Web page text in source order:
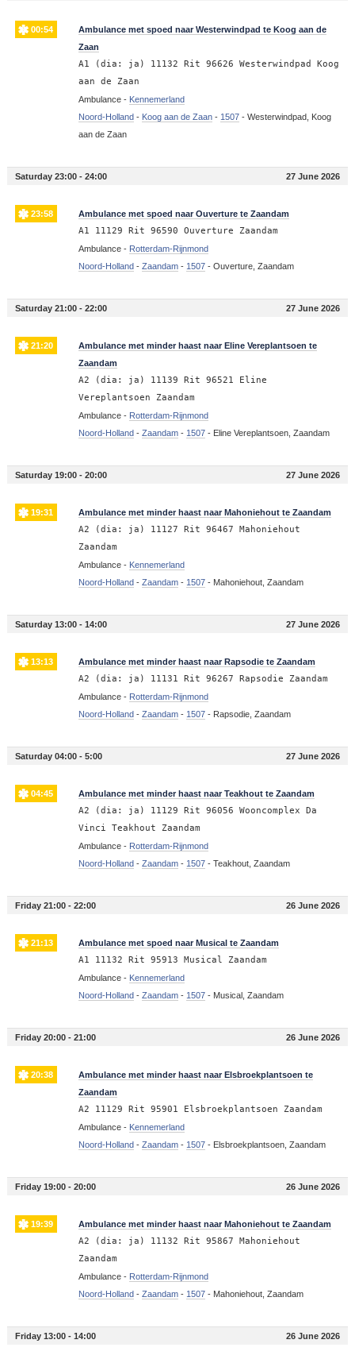
00:54
Ambulance met spoed naar Westerwindpad te Koog aan de
Zaan
A1 (dia: ja) 11132 Rit 96626 Westerwindpad Koog
aan de Zaan
Ambulance - Kennemerland
Noord-Holland - Koog aan de Zaan- 1507- Westerwindpad, Koog
aan de Zaan
Saturday 23:00 - 24:00 27 June 2026
23:58 Ambulance met spoed naar Ouverture te Zaandam
A1 11129 Rit 96590 Ouverture Zaandam
Ambulance - Rotterdam-Rijnmond
Noord-Holland - Zaandam- 1507- Ouverture, Zaandam
Saturday 21:00 - 22:00 27 June 2026
21:20
Ambulance met minder haast naar Eline Vereplantsoen te
Zaandam
A2 (dia: ja) 11139 Rit 96521 Eline
Vereplantsoen Zaandam
Ambulance - Rotterdam-Rijnmond
Noord-Holland - Zaandam- 1507- Eline Vereplantsoen, Zaandam
Saturday 19:00 - 20:00 27 June 2026
19:31 Ambulance met minder haast naar Mahoniehout te Zaandam
A2 (dia: ja) 11127 Rit 96467 Mahoniehout
Zaandam
Ambulance - Kennemerland
Noord-Holland - Zaandam- 1507- Mahoniehout, Zaandam
Saturday 13:00 - 14:00 27 June 2026
13:13 Ambulance met minder haast naar Rapsodie te Zaandam
A2 (dia: ja) 11131 Rit 96267 Rapsodie Zaandam
Ambulance - Rotterdam-Rijnmond
Noord-Holland - Zaandam- 1507- Rapsodie, Zaandam
Saturday 04:00 - 5:00 27 June 2026
04:45 Ambulance met minder haast naar Teakhout te Zaandam
A2 (dia: ja) 11129 Rit 96056 Wooncomplex Da
Vinci Teakhout Zaandam
Ambulance - Rotterdam-Rijnmond
Noord-Holland - Zaandam- 1507- Teakhout, Zaandam
Friday 21:00 - 22:00 26 June 2026
21:13 Ambulance met spoed naar Musical te Zaandam
A1 11132 Rit 95913 Musical Zaandam
Ambulance - Kennemerland
Noord-Holland - Zaandam- 1507- Musical, Zaandam
Friday 20:00 - 21:00 26 June 2026
20:38
Ambulance met minder haast naar Elsbroekplantsoen te
Zaandam
A2 11129 Rit 95901 Elsbroekplantsoen Zaandam
Ambulance - Kennemerland
Noord-Holland - Zaandam- 1507- Elsbroekplantsoen, Zaandam
Friday 19:00 - 20:00 26 June 2026
19:39 Ambulance met minder haast naar Mahoniehout te Zaandam
A2 (dia: ja) 11132 Rit 95867 Mahoniehout
Zaandam
Ambulance - Rotterdam-Rijnmond
Noord-Holland - Zaandam- 1507- Mahoniehout, Zaandam
Friday 13:00 - 14:00 26 June 2026